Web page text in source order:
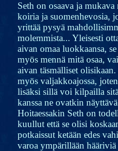
Seth on osaava ja mukava
koiria ja suomenhevosia,
yrittää pysyä
molemmista... Yleisesti
aivan omaa luokkaansa,
myös mennä mitä osaa,
aivan täsmälliset
myös valjakkoajossa,
lisäksi sillä voi kilpailla
kanssa ne ovatkin
Hoitaessakin Seth on
kuullut että se olisi
potkaissut ketään edes
varoa ympärillään